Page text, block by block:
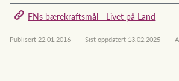
FNs bærekraftsmål - Livet på Land
Publisert 22.01.2016 Sist oppdatert 13.02.2025